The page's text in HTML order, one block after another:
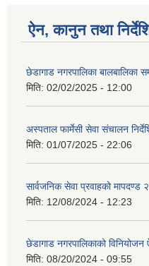
ऐन, कानुन तथा
छेडागाड नगरपालिका बालबालिका
मिति: 02/02/2025 - 12:00
अस्पताल फार्मेसी सेवा संचालन
मिति: 01/07/2025 - 22:06
सार्वजनिक सेवा प्रवाहको मापदण्ड
मिति: 12/08/2024 - 12:23
छेडागाड नगरपालिकाको
मिति: 08/20/2024 - 09:55